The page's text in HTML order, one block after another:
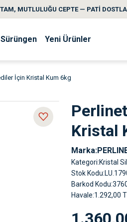
MUTLULUĞU CEPTE — PATİ
Sürüngen Yeni Ürünler
İçin Kristal Kum 6kg
Kristal
Marka
Kategori Kristal
Stok Kodu
Barkod Kodu
Havale 1.292,00